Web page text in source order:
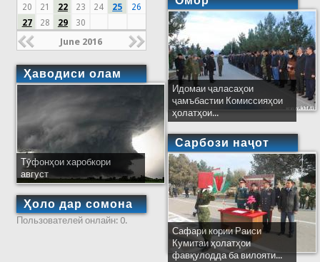
20
21 22 23 24 25
26
27
28 29 30
June 2016
Ҳаводиси олам
Тӯфонҳои харобкори
август
Ҳоло дар сомона
Пользователей онлайн: 0.
Идомаи ҷаласаҳои
ҷамъбастии Комиссияҳои
ҳолатҳои...
Сарбози наҷот
Сафари кории Раиси
Кумитаи ҳолатҳои
фавқулодда ба вилояти...